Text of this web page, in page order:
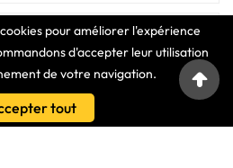
pour améliorer l'expérience
d'accepter leur utilisation
de votre navigation.
tout


